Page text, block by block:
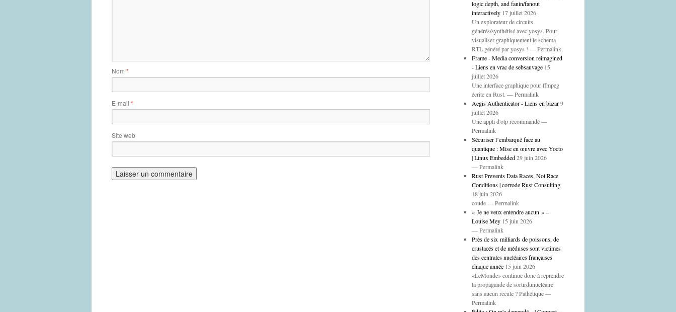
Nom *
E-mail *
Site web
logic depth, and fanin/fanout
interactively 17 juillet 2026
Un explorateur de circuits
générés/synthétisé avec yosys. Pour
visualiser graphiquement le schema
RTL généré par yosys ! — Permalink
Frame - Media conversion reimagined
- Liens en vrac de sebsauvage 15
juillet 2026
Une interface graphique pour ffmpeg
écrite en Rust. — Permalink
Aegis Authenticator - Liens en bazar 9
juillet 2026
Une appli d'otp recommandé —
Permalink
Sécuriser l’embarqué face au
quantique : Mise en œuvre avec Yocto
| Linux Embedded 29 juin 2026
— Permalink
Rust Prevents Data Races, Not Race
Conditions | corrode Rust Consulting
18 juin 2026
coude — Permalink
« Je ne veux entendre aucun » –
Louise Mey 15 juin 2026
— Permalink
Près de six milliards de poissons, de
crustacés et de méduses sont victimes
des centrales nucléaires françaises
chaque année 15 juin 2026
«LeMonde» continue donc à reprendre
la propagande de sortirdunucléaire
sans aucun recule ? Pathétique —
Permalink